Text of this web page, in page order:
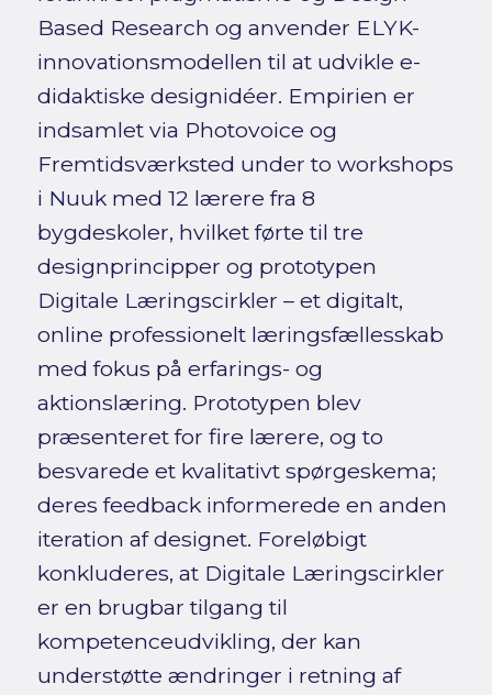
Based Research og anvender ELYK-
innovationsmodellen til at udvikle e-
didaktiske designidéer. Empirien er
indsamlet via Photovoice og
Fremtidsværksted under to workshops
i Nuuk med 12 lærere fra 8
bygdeskoler, hvilket førte til tre
designprincipper og prototypen
Digitale Læringscirkler – et digitalt,
online professionelt læringsfællesskab
med fokus på erfarings- og
aktionslæring. Prototypen blev
præsenteret for fire lærere, og to
besvarede et kvalitativt spørgeskema;
deres feedback informerede en anden
iteration af designet. Foreløbigt
konkluderes, at Digitale Læringscirkler
er en brugbar tilgang til
kompetenceudvikling, der kan
understøtte ændringer i retning af